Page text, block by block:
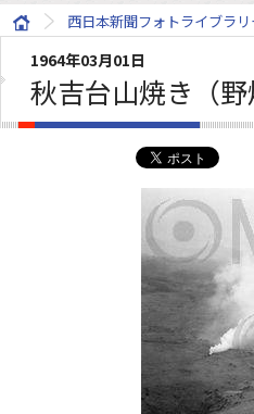
西日本新聞フォトライブラリ
1964年03月01日
秋吉台山焼き（